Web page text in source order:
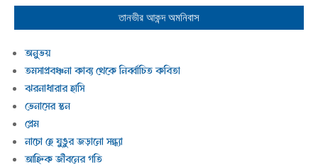
তানভীর আকন্দঅমনিবাস
অনুভয়
তমসাপ্রবঞ্চনা কাব্য থেকে নির্ব্বাচিত কবিতা
ঝরনাধারার হাসি
ভেনাসের স্তন
প্রেম
নাচো হে ঘুঙুর জড়ানো সন্ধ্যা
আহ্নিক জীবনের গতি